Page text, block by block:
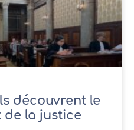
découvrent le
la justice